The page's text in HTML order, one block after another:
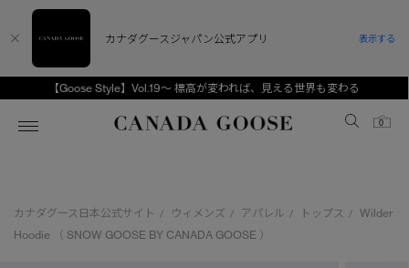
【Goose Style】Vol.19～ 標高が変われば、見える世界も変わる
Canada Goose
0
スノーグース
ウィメンズ TOP
メンズ TOP
キッズ TOP
カナダグース日本公式サイト / ウィメンズ / アパレル / トップス /
Wilder
Hoodie （ SNOW GOOSE BY CANADA GOOSE ）
カナダグースジャパン公式アプリ 表示する